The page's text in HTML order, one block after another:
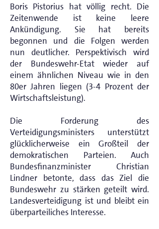
Boris Pistorius hat völlig recht. Die
Zeitenwende ist keine leere
Ankündigung. Sie hat bereits
begonnen und die Folgen werden
nun deutlicher. Perspektivisch wird
der Bundeswehr-Etat wieder auf
einem ähnlichen Niveau wie in den
80er Jahren liegen (3-4 Prozent der
Wirtschaftsleistung).
Die Forderung des
Verteidigungsministers unterstützt
glücklicherweise ein Großteil der
demokratischen Parteien. Auch
Bundesfinanzminister Christian
Lindner betonte, dass das Ziel die
Bundeswehr zu stärken geteilt wird.
Landesverteidigung ist und bleibt ein
überparteiliches Interesse.